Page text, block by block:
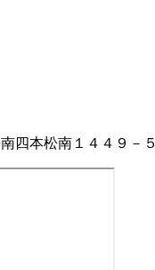
四本松南１４４９－５